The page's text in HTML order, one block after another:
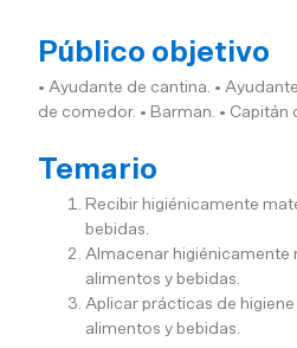
Público objetivo
• Ayudante de cantina. •
de comedor. • Barman. • Capitán
Temario
Recibir higiénicamente
bebidas.
Almacenar higiénicamente
alimentos y bebidas.
Aplicar prácticas de
alimentos y bebidas.